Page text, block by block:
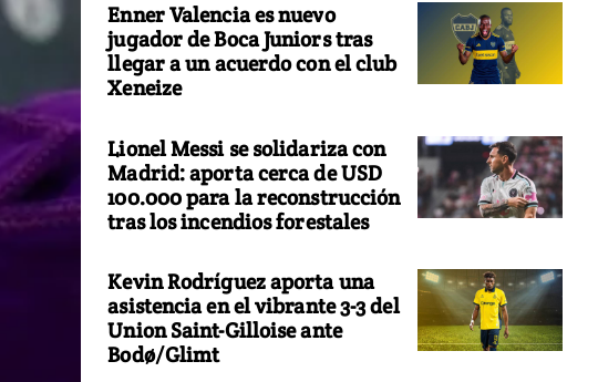
Enner Valencia es nuevo
jugador de Boca Juniors tras
llegar a un acuerdo con el club
Xeneize
Lionel Messi se solidariza con
Madrid: aporta cerca de USD
100.000 para la reconstrucción
tras los incendios forestales
Kevin Rodríguez aporta una
asistencia en el vibrante 3-3 del
Union Saint-Gilloise ante
Bodø/Glimt